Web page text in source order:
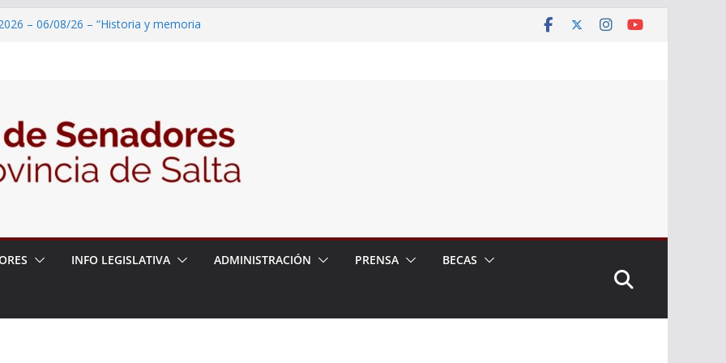
– 06/08/26 – “Historia y memoria
– 06/08/26 – Presentación del libro
del Dr. Víctor Alfredo Frías
– 06/08/26 – 82° Edición de la Expo
INFO LEGISLATIVA ADMINISTRACIÓN PRENSA BECAS